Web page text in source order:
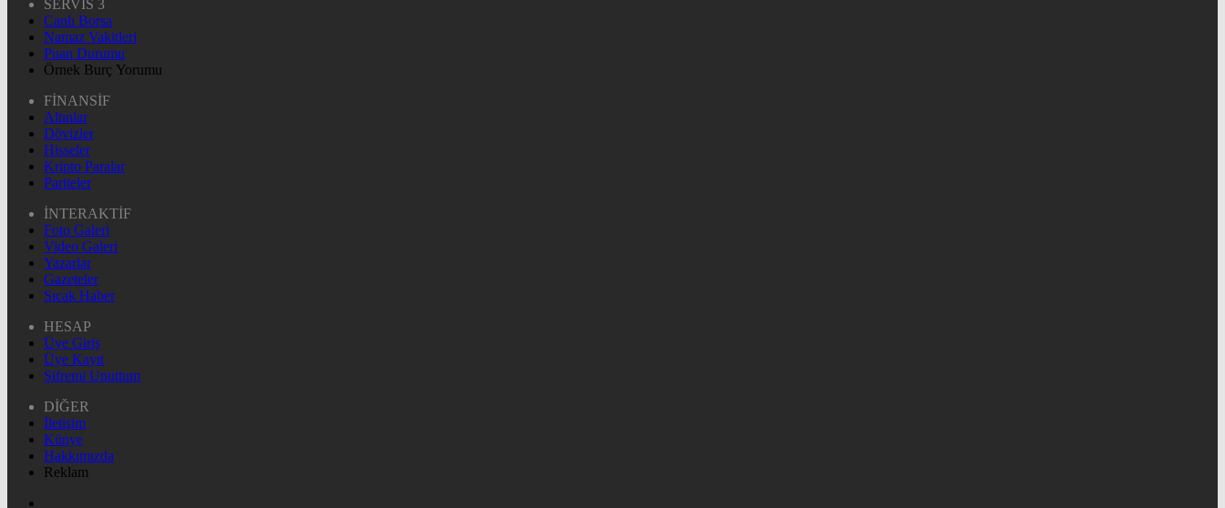
SERVİS 3
Canlı Borsa
Namaz Vakitleri
Puan Durumu
Örnek Burç Yorumu
FİNANSİF
Altınlar
Dövizler
Hisseler
Kripto Paralar
Pariteler
İNTERAKTİF
Foto Galeri
Video Galeri
Yazarlar
Gazeteler
Sıcak Haber
HESAP
Üye Giriş
Üye Kayıt
Şifremi Unuttum
DİĞER
İletişim
Künye
Hakkımızda
Reklam